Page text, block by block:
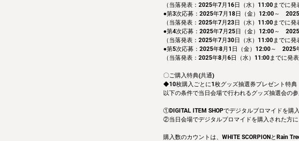
（当落発表：2025年7月16日（水）11:00までに発
●第3次応募：2025年7月18日（金）12:00～　
（当落発表：2025年7月23日（水）11:00までに発
●第4次応募：2025年7月25日（金）12:00～　
（当落発表：2025年7月30日（水）11:00までに発
●第5次応募：2025年8月1日（金）12:00～　2025
（当落発表：2025年8月6日（水）11:00までに発表
〇ご購入特典(共通)
◆10枚購入ごとに1枚グッズ抽選券プレゼント特典
以下の条件で当日会場で行われるグッズ抽選会の
①DIGITAL ITEM SHOPでデジタルブロマイドを購
②当日会場でデジタルブロマイドを購入された方
購入数のカウントは、WHITE SCORPIONとRain